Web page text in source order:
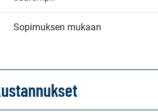
Sopimuksen mukaan